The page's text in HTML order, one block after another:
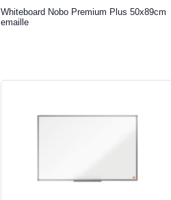
Whiteboard Nobo Premium Plus 50x89cm
emaille